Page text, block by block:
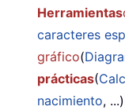
Herramientas
caracteres
gráfico(
prácticas(
nacimiento, ...)